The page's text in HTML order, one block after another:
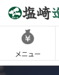
メニュー